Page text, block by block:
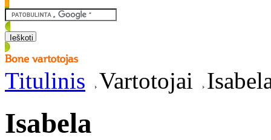
Titulinis Vartotojai
Isabela